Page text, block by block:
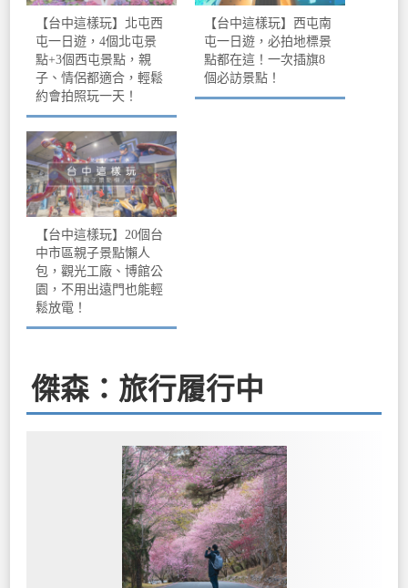
【台中這樣玩】北屯西
屯一日遊，4個北屯景
點+3個西屯景點，親
子、情侶都適合，輕鬆
約會拍照玩一天！
【台中這樣玩】西屯南
屯一日遊，必拍地標景
點都在這！一次插旗8
個必訪景點！
【台中這樣玩】20個台
中市區親子景點懶人
包，觀光工廠、博館公
園，不用出遠門也能輕
鬆放電！
傑森：旅行履行中